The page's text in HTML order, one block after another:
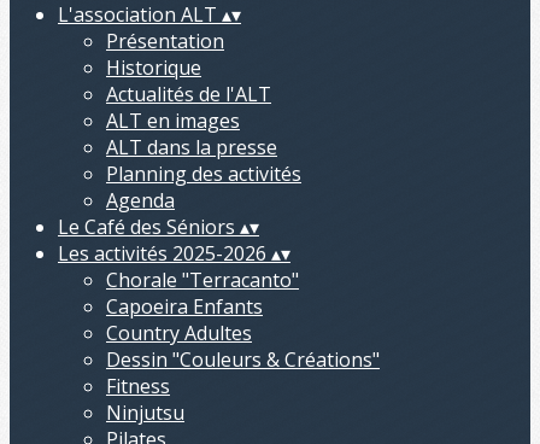
L'association ALT ▴▾
Présentation
Historique
Actualités de l'ALT
ALT en images
ALT dans la presse
Planning des activités
Agenda
Le Café des Séniors ▴▾
Les activités 2025-2026 ▴▾
Chorale "Terracanto"
Capoeira Enfants
Country Adultes
Dessin "Couleurs & Créations"
Fitness
Ninjutsu